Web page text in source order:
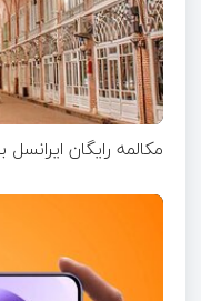
مکالمه رایگان